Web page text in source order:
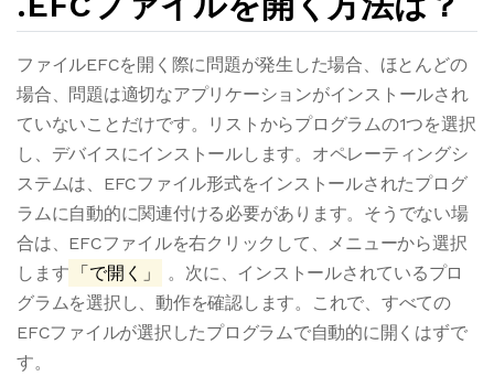
ファイルEFCを開く際に問題が発生した場合、ほとんどの
場合、問題は適切なアプリケーションがインストールされ
ていないことだけです。リストからプログラムの1つを選択
し、デバイスにインストールします。オペレーティングシ
ステムは、EFCファイル形式をインストールされたプログ
ラムに自動的に関連付ける必要があります。そうでない場
合は、EFCファイルを右クリックして、メニューから選択
します
「で開く」
。次に、インストールされているプロ
グラムを選択し、動作を確認します。これで、すべての
EFCファイルが選択したプログラムで自動的に開くはずで
す。